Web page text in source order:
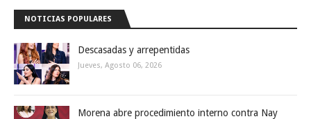
NOTICIAS POPULARES
Descasadas y arrepentidas
Jueves, Agosto 06, 2026
Morena abre procedimiento interno contra Nay